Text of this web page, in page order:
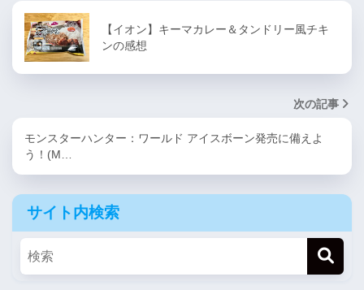
【イオン】キーマカレー＆タンドリー風チキ
ンの感想
次の記事
モンスターハンター：ワールド アイスボーン発売に備えよ
う！(M…
サイト内検索